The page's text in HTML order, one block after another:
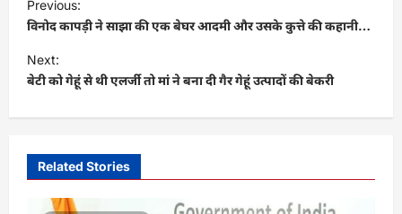
o
s
t
v
Previous:
विनोद कापड़ी ने साझा की एक बेघर आदमी और उसके कुत्ते की कहानी…
Next:
बेटी को गेहूं से थी एलर्जी तो मां ने बना दी गैर गेहूं उत्पादों की बेकरी
Related Stories